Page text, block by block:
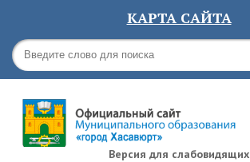
КАРТА САЙТА
Версия для слабовидящих